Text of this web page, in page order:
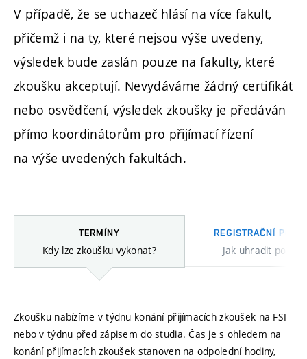
V případě, že se uchazeč hlásí na více fakult,
přičemž i na ty, které nejsou výše uvedeny,
výsledek bude zaslán pouze na fakulty, které
zkoušku akceptují. Nevydáváme žádný certifikát
nebo osvědčení, výsledek zkoušky je předáván
přímo koordinátorům pro přijímací řízení
na výše uvedených fakultách.
TERMÍNY
Kdy lze zkoušku vykonat?
REGISTRAČNÍ
Jak uhradit
Termíny
zkoušky
Zkoušku nabízíme v týdnu konání přijímacích zkoušek na FSI
nebo v týdnu před zápisem do studia. Čas je s ohledem na
konání přijímacích zkoušek stanoven na odpolední hodiny,